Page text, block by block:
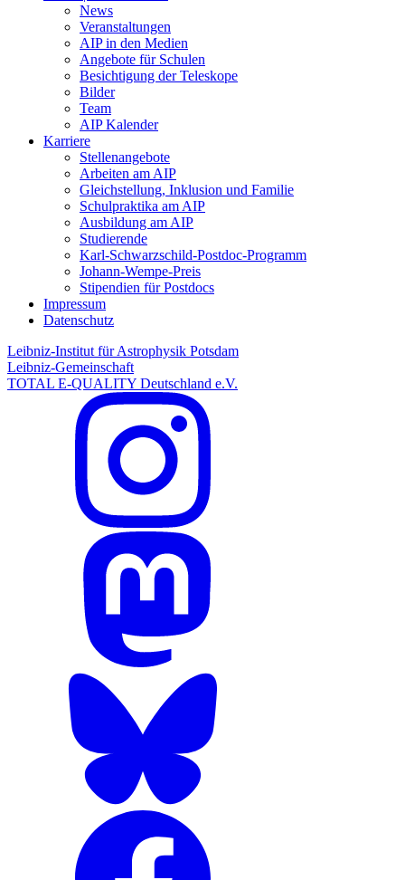
News
Veranstaltungen
AIP in den Medien
Angebote für Schulen
Besichtigung der Teleskope
Bilder
Team
AIP Kalender
Karriere
Stellenangebote
Arbeiten am AIP
Gleichstellung, Inklusion und Familie
Schulpraktika am AIP
Ausbildung am AIP
Studierende
Karl-Schwarzschild-Postdoc-Programm
Johann-Wempe-Preis
Stipendien für Postdocs
Impressum
Datenschutz
Leibniz-Institut für Astrophysik Potsdam
Leibniz-Gemeinschaft
TOTAL E-QUALITY Deutschland e.V.